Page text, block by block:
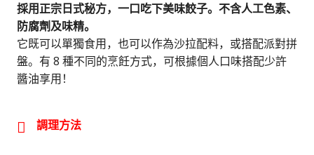
採用正宗日式秘方，一口吃下美味餃子。不含人工色素、
防腐劑及味精。
它既可以單獨食用，也可以作為沙拉配料，或搭配派對拼
盤。有 8 種不同的烹飪方式，可根據個人口味搭配少許
醬油享用！
調理方法